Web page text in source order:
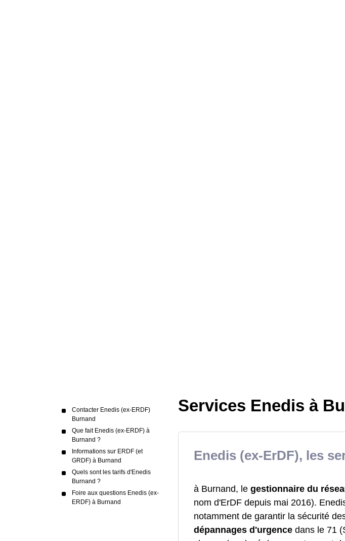
Contacter Enedis (ex-ERDF)
Burnand
Que fait Enedis (ex-ERDF) à
Burnand ?
Informations sur ERDF (et
GRDF) à Burnand
Quels sont les tarifs d'Enedis
Burnand ?
Foire aux questions Enedis (ex-
ERDF) à Burnand
Services Enedis à
Enedis (ex-ErDF), les
à Burnand, le gestionnaire du
nom d'ErDF depuis mai 2016).
notamment de garantir la sécurité
dépannages d'urgence dans le 71